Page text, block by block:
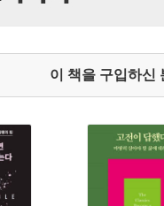
이 책을 구입하신